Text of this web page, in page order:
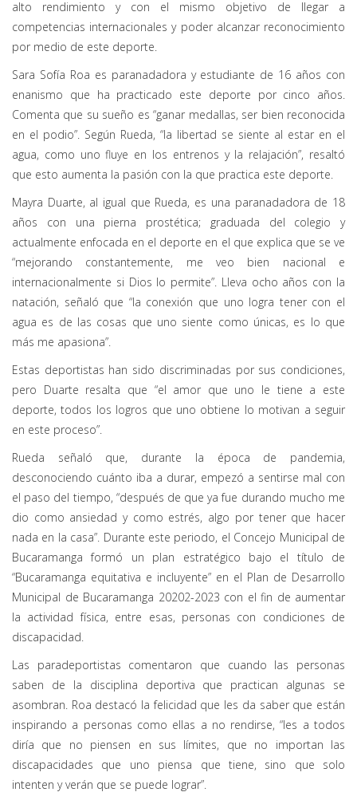
alto rendimiento y con el mismo objetivo de llegar a
competencias internacionales y poder alcanzar reconocimiento
por medio de este deporte.
Sara Sofía Roa es paranadadora y estudiante de 16 años con
enanismo que ha practicado este deporte por cinco años.
Comenta que su sueño es “ganar medallas, ser bien reconocida
en el podio”. Según Rueda, “la libertad se siente al estar en el
agua, como uno fluye en los entrenos y la relajación”, resaltó
que esto aumenta la pasión con la que practica este deporte.
Mayra Duarte, al igual que Rueda, es una paranadadora de 18
años con una pierna prostética; graduada del colegio y
actualmente enfocada en el deporte en el que explica que se ve
“mejorando constantemente, me veo bien nacional e
internacionalmente si Dios lo permite”. Lleva ocho años con la
natación, señaló que “la conexión que uno logra tener con el
agua es de las cosas que uno siente como únicas, es lo que
más me apasiona”.
Estas deportistas han sido discriminadas por sus condiciones,
pero Duarte resalta que “el amor que uno le tiene a este
deporte, todos los logros que uno obtiene lo motivan a seguir
en este proceso”.
Rueda señaló que, durante la época de pandemia,
desconociendo cuánto iba a durar, empezó a sentirse mal con
el paso del tiempo, “después de que ya fue durando mucho me
dio como ansiedad y como estrés, algo por tener que hacer
nada en la casa”. Durante este periodo, el Concejo Municipal de
Bucaramanga formó un plan estratégico bajo el título de
“Bucaramanga equitativa e incluyente” en el Plan de Desarrollo
Municipal de Bucaramanga 20202-2023 con el fin de aumentar
la actividad física, entre esas, personas con condiciones de
discapacidad.
Las paradeportistas comentaron que cuando las personas
saben de la disciplina deportiva que practican algunas se
asombran. Roa destacó la felicidad que les da saber que están
inspirando a personas como ellas a no rendirse, “les a todos
diría que no piensen en sus límites, que no importan las
discapacidades que uno piensa que tiene, sino que solo
intenten y verán que se puede lograr”.